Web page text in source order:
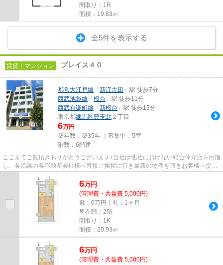
間取り：1R
面積：19.83㎡
全5件を表示する
賃貸｜マンション プレイス４０
都営大江戸線 「 新江古田 」駅 徒歩7分
西武池袋線 「 桜台 」駅 徒歩11分
西武有楽町線 「 新桜台 」駅 徒歩13分
東京都練馬区豊玉北 ２丁目
6万円
築年数：築35年 ｜募集中： 5室
階数：6階建
ここまでご覧頂きありがとうございます♪当社は他社に負けない総合仲介店を目指
し、各沿線の各不動産会社様へ直接ご挨拶に行き最新の物件を頂きお客様へ提供
6万円
(管理費・共益費 5,000円)
敷：0万円｜礼：1ヶ月
所在階：2階
間取り：1K
面積：20.93㎡
6万円
(管理費・共益費 5,000円)